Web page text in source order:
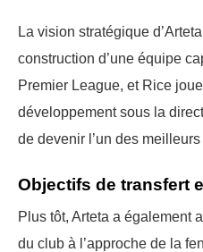
La vision stratégique
construction d’une équipe
Premier League, et Rice
développement sous la
de devenir l’un des
Objectifs de transfert
Plus tôt, Arteta a également
du club à l’approche de la